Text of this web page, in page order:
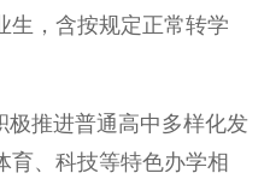
生，含按规定正常转学
极推进普通高中多样化发
育、科技等特色办学相